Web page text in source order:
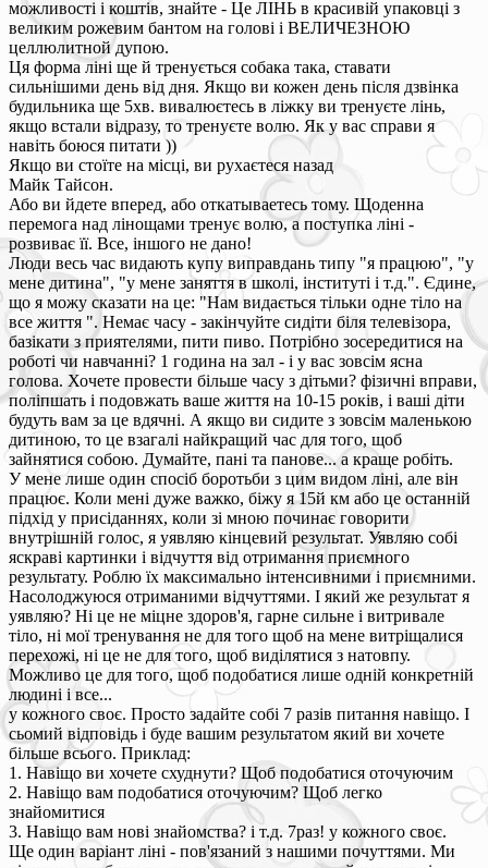
можливості і коштів, знайте - Це ЛІНЬ в красивій упаковці з
великим рожевим бантом на голові і ВЕЛИЧЕЗНОЮ
целлюлитной дупою.
Ця форма ліні ще й тренується собака така, ставати
сильнішими день від дня. Якщо ви кожен день після дзвінка
будильника ще 5хв. вивалюєтесь в ліжку ви тренуєте лінь,
якщо встали відразу, то тренуєте волю. Як у вас справи я
навіть боюся питати ))
Якщо ви стоїте на місці, ви рухаєтеся назад
Майк Тайсон.
Або ви йдете вперед, або откатываетесь тому. Щоденна
перемога над лінощами тренує волю, а поступка ліні -
розвиває її. Все, іншого не дано!
Люди весь час видають купу виправдань типу "я працюю", "у
мене дитина", "у мене заняття в школі, інституті і т.д.". Єдине,
що я можу сказати на це: "Нам видається тільки одне тіло на
все життя ". Немає часу - закінчуйте сидіти біля телевізора,
базікати з приятелями, пити пиво. Потрібно зосередитися на
роботі чи навчанні? 1 година на зал - і у вас зовсім ясна
голова. Хочете провести більше часу з дітьми? фізичні вправи,
поліпшать і подовжать ваше життя на 10-15 років, і ваші діти
будуть вам за це вдячні. А якщо ви сидите з зовсім маленькою
дитиною, то це взагалі найкращий час для того, щоб
зайнятися собою. Думайте, пані та панове... а краще робіть.
У мене лише один спосіб боротьби з цим видом ліні, але він
працює. Коли мені дуже важко, біжу я 15й км або це останній
підхід у присіданнях, коли зі мною починає говорити
внутрішній голос, я уявляю кінцевий результат. Уявляю собі
яскраві картинки і відчуття від отримання приємного
результату. Роблю їх максимально інтенсивними і приємними.
Насолоджуюся отриманими відчуттями. І який же результат я
уявляю? Ні це не міцне здоров'я, гарне сильне і витривале
тіло, ні мої тренування не для того щоб на мене витріщалися
перехожі, ні це не для того, щоб виділятися з натовпу.
Можливо це для того, щоб подобатися лише одній конкретній
людині і все...
у кожного своє. Просто задайте собі 7 разів питання навіщо. І
сьомий відповідь і буде вашим результатом який ви хочете
більше всього. Приклад:
1. Навіщо ви хочете схуднути? Щоб подобатися оточуючим
2. Навіщо вам подобатися оточуючим? Щоб легко
знайомитися
3. Навіщо вам нові знайомства? і т.д. 7раз! у кожного своє.
Ще один варіант ліні - пов'язаний з нашими почуттями. Ми